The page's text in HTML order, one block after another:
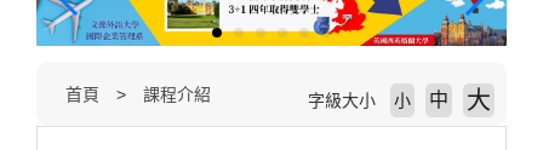
首頁 課程介紹 字級大小 小 中 大